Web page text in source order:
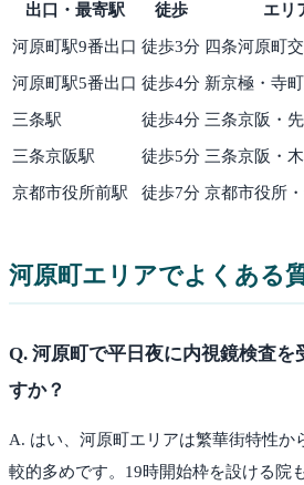
出口・最寄駅 徒歩 エリ
河原町駅9番出口 徒歩3分 四条河原町
河原町駅5番出口 徒歩4分 新京極・寺
三条駅 徒歩4分 三条京阪・
三条京阪駅 徒歩5分 三条京阪・
京都市役所前駅 徒歩7分 京都市役所
河原町エリアでよくある
Q. 河原町で平日夜に内視鏡検査を
すか？
A. はい、河原町エリアは繁華街特性か
較的多めです。19時開始枠を設ける院